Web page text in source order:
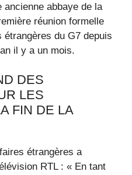
ancienne abbaye de la
réunion formelle
du G7 depuis
il y a un mois.
DES
LES
FIN DE LA
étrangères a
RTL : « En tant